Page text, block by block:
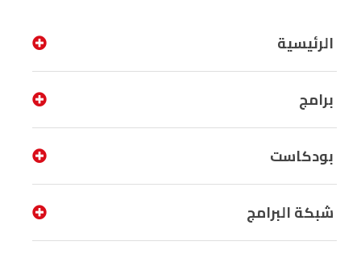
الرئيسية
برامج
بودكاست
شبكة البرامج